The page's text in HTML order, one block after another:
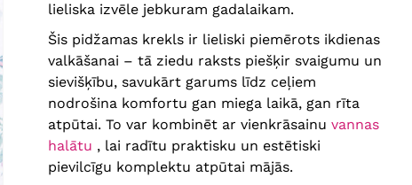
lieliska izvēle jebkuram gadalaikam.
Šis pidžamas krekls ir lieliski piemērots ikdienas
valkāšanai – tā ziedu raksts piešķir svaigumu un
sievišķību, savukārt garums līdz ceļiem
nodrošina komfortu gan miega laikā, gan rīta
atpūtai. To var kombinēt ar vienkrāsainu vannas
halātu , lai radītu praktisku un estētiski
pievilcīgu komplektu atpūtai mājās.